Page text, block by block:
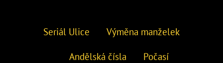
Seriál Ulice Výměna manželek
Andělská čísla Počasí